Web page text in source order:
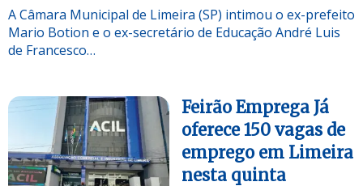
A Câmara Municipal de Limeira (SP) intimou o ex-prefeito
Mario Botion e o ex-secretário de Educação André Luis
de Francesco…
Feirão Emprega Já
oferece 150 vagas de
emprego em Limeira
nesta quinta